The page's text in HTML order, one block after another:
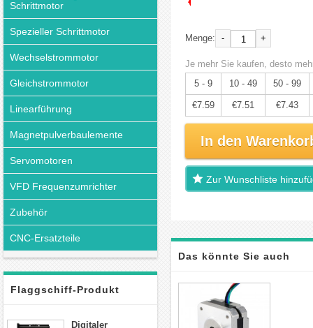
Schrittmotor
Spezieller Schrittmotor
Wechselstrommotor
Gleichstrommotor
Linearführung
Magnetpulverbaulemente
Servomotoren
VFD Frequenzumrichter
Zubehör
CNC-Ersatzteile
Flaggschiff-Produkt
Digitaler
Menge: - +
Je mehr Sie kaufen, desto
5 - 9
10 - 49 50 - 99
€7.59 €7.51 €7.43
In den
Zur Wunschliste
Das könnte Sie auch
interessieren